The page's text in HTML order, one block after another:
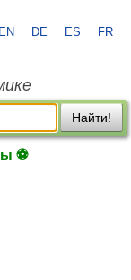
EN DE ES FR
Найти!
⚽